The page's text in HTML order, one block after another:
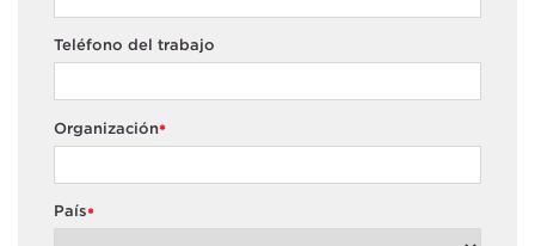
Teléfono del trabajo
*
Organización
*
País